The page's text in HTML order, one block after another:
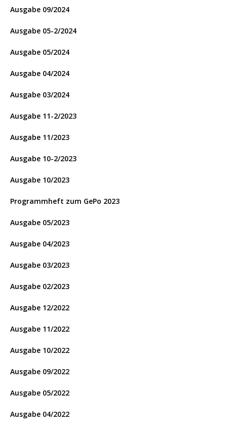
Ausgabe 09/2024
Ausgabe 05-2/2024
Ausgabe 05/2024
Ausgabe 04/2024
Ausgabe 03/2024
Ausgabe 11-2/2023
Ausgabe 11/2023
Ausgabe 10-2/2023
Ausgabe 10/2023
Programmheft zum GePo 2023
Ausgabe 05/2023
Ausgabe 04/2023
Ausgabe 03/2023
Ausgabe 02/2023
Ausgabe 12/2022
Ausgabe 11/2022
Ausgabe 10/2022
Ausgabe 09/2022
Ausgabe 05/2022
Ausgabe 04/2022